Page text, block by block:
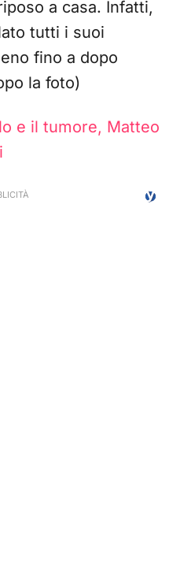
a casa. Infatti,
tutti i suoi
fino a dopo
la foto)
e il tumore, Matteo